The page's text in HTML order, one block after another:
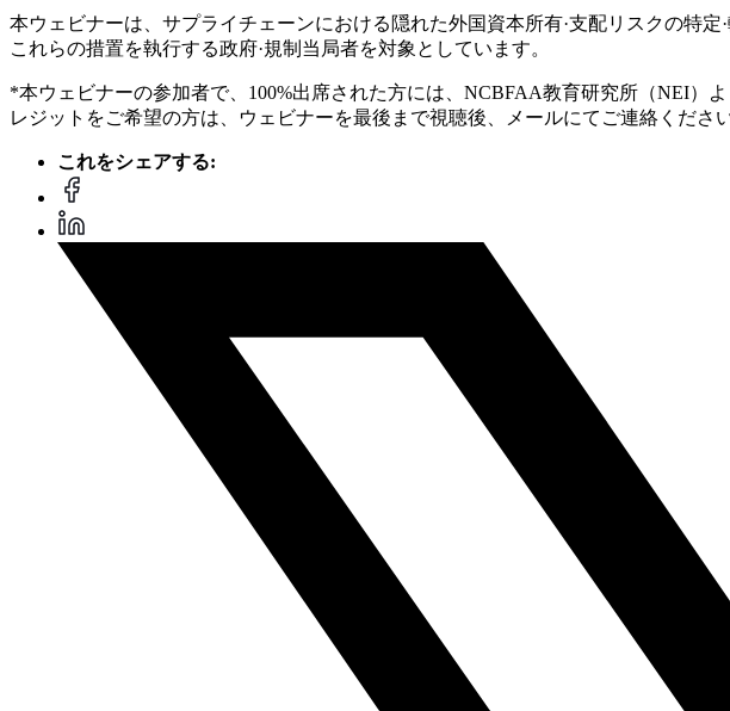
本ウェビナーは、サプライチェーンにおける隠れた外国資本所有·支配リスクの特
これらの措置を執行する政府·規制当局者を対象としています。
*本ウェビナーの参加者で、100%出席された方には、NCBFAA教育研究所（NEI）
レジットをご希望の方は、ウェビナーを最後まで視聴後、メールにてご連絡くださ
これをシェアする: